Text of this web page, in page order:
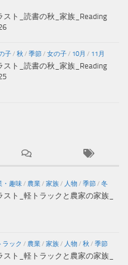
スト_読書の秋_家族_Reading
子/ 秋 / 季節/ 女の子/ 10月 / 11月
スト_読書の秋_家族_Reading
・趣味/ 農業/ 家族/ 人物/ 季節/ 冬
ト_軽トラックと農家の家族_
ラック / 農業/ 家族/ 人物/ 秋 / 季節
ト_軽トラックと農家の家族_